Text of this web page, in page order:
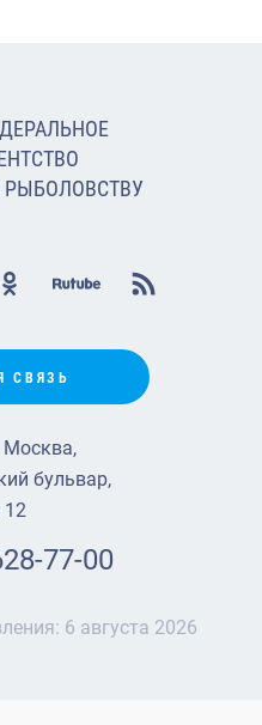
РЫБОЛОВСТВУ
СВЯЗЬ
Москва,
бульвар,
77-00
6 августа 2026